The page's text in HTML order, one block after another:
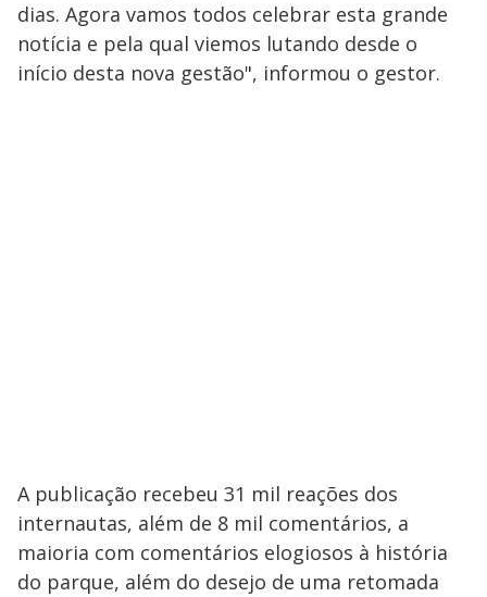
dias. Agora vamos todos celebrar esta grande
notícia e pela qual viemos lutando desde o
início desta nova gestão", informou o gestor.
A publicação recebeu 31 mil reações dos
internautas, além de 8 mil comentários, a
maioria com comentários elogiosos à história
do parque, além do desejo de uma retomada